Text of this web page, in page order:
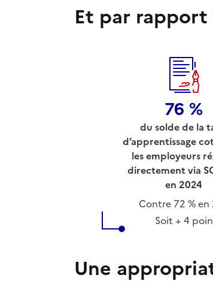
Et par rapport
76 %
du solde de la
d’apprentissage
les employeurs
directement via
en 2024
Contre 72 % en
Soit + 4
Une